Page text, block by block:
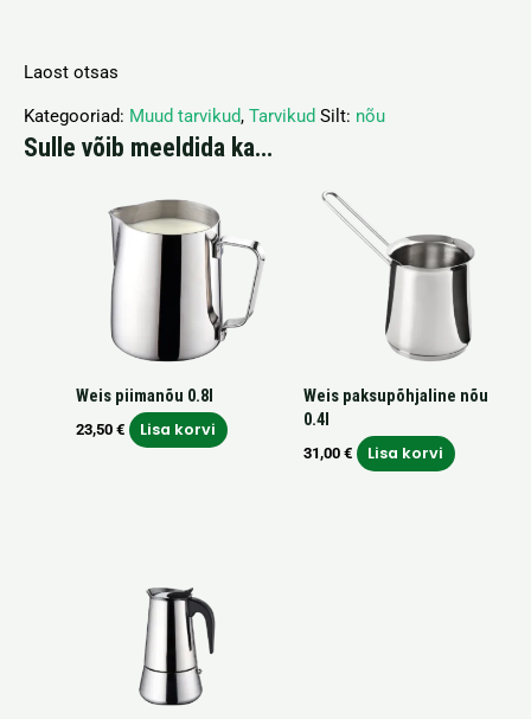
Laost otsas
Kategooriad: Muud tarvikud, Tarvikud Silt: nõu
Sulle võib meeldida ka…
Weis piimanõu 0.8l
23,50 € Lisa korvi
Weis paksupõhjaline nõu
0.4l
31,00 € Lisa korvi